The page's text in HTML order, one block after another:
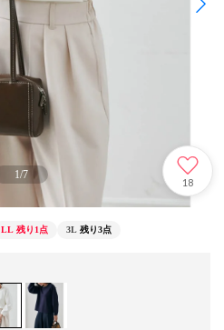
1/7
18
LL 残り1点 3L 残り3点